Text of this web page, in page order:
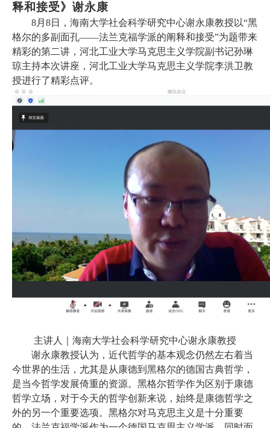
释和接受》谢永康
8月8日，海南大学社会科学研究中心谢永康教授以“黑
格尔的多副面孔——法兰克福学派的阐释和接受”为题带来
精彩的第二讲，河北工业大学马克思主义学院副书记孙琳
琼主持本次讲座，河北工业大学马克思主义学院李洪卫教
授进行了精彩点评。
主讲人｜海南大学社会科学研究中心谢永康教授
谢永康教授认为，近代哲学的基本观念仍然左右着当
今世界的生活，尤其是从康德到黑格尔的德国古典哲学，
是当今哲学发展倚重的资源。黑格尔哲学作为区别于康德
哲学立场，对于今天的哲学创新来说，始终是康德哲学之
外的另一个重要选项。黑格尔对马克思主义是十分重要